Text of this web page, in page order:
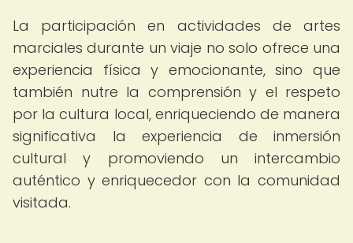
La participación en actividades de artes
marciales durante un viaje no solo ofrece una
experiencia física y emocionante, sino que
también nutre la comprensión y el respeto
por la cultura local, enriqueciendo de manera
significativa la experiencia de inmersión
cultural y promoviendo un intercambio
auténtico y enriquecedor con la comunidad
visitada.